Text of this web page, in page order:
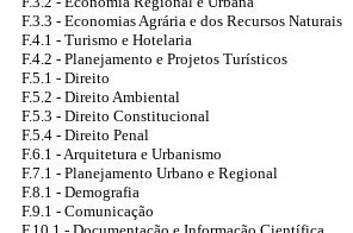
F.3.3 - Economias Agrária e dos Recursos Naturais
F.4.1 - Turismo e Hotelaria
F.4.2 - Planejamento e Projetos Turísticos
F.5.1 - Direito
F.5.2 - Direito Ambiental
F.5.3 - Direito Constitucional
F.5.4 - Direito Penal
F.6.1 - Arquitetura e Urbanismo
F.7.1 - Planejamento Urbano e Regional
F.8.1 - Demografia
F.9.1 - Comunicação